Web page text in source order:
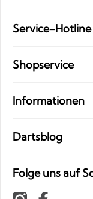
Service-Hotline
Shopservice
Informationen
Dartsblog
Folge uns auf